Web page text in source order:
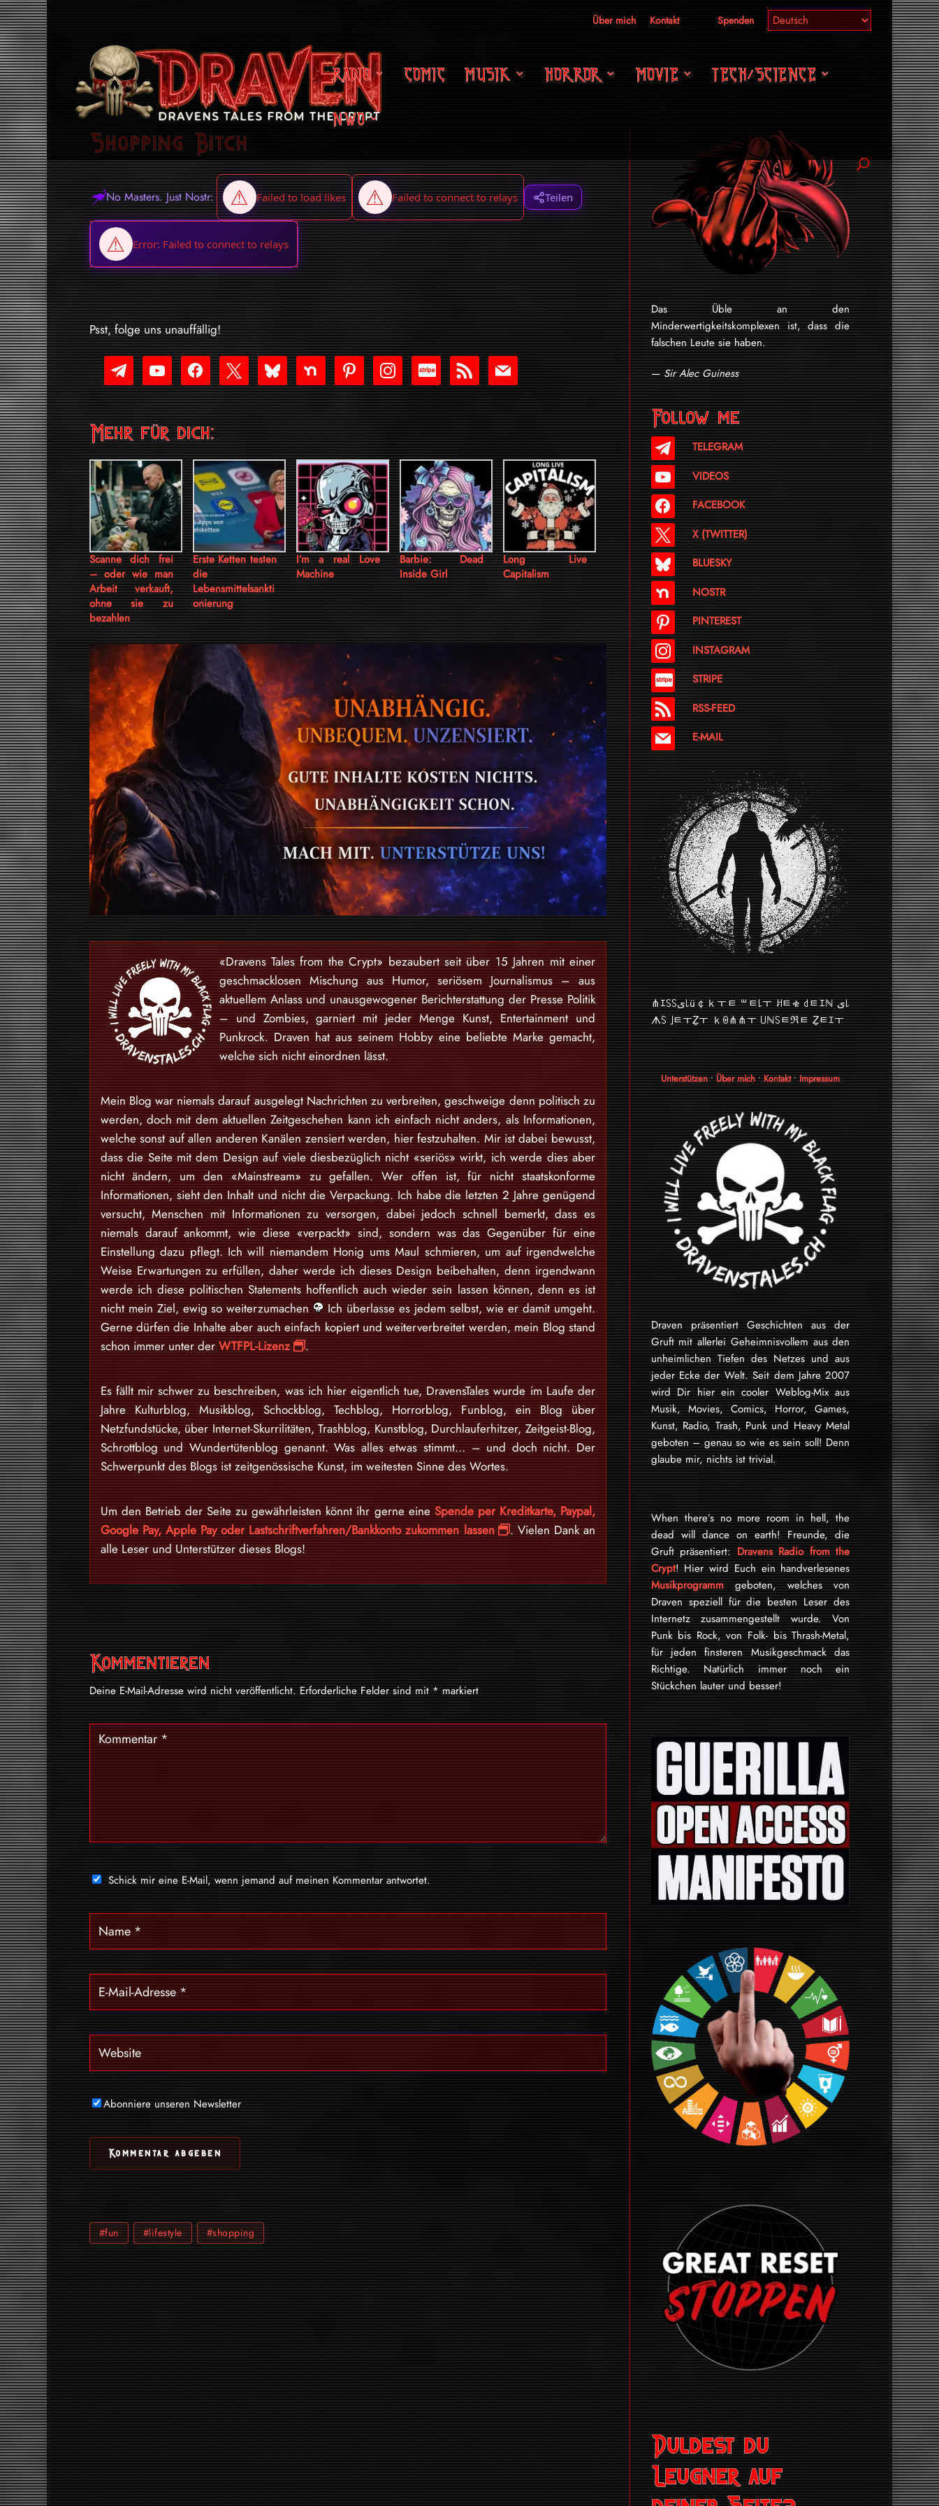
Über mich Kontakt Spenden
RADIO COMIC MUSIK HORROR MOVIE TECH/SCIENCE
NWO
Shopping Bitch
No Masters. Just Nostr: Teilen
Psst, folge uns unauffällig!
telegramyoutube-
play
facebookx blueskynextdoorpinterestinstagram
cc-
stripe
rss mail
Mehr für dich:
Scanne dich frei
– oder wie man
Arbeit verkauft,
ohne sie zu
bezahlen
Erste Ketten testen
die
Lebensmittelsankti
onierung
I’m a real Love
Machine
Barbie: Dead
Inside Girl
Long Live
Capitalism
«Dravens Tales from the Crypt» bezaubert seit über 15 Jahren mit einer
geschmacklosen Mischung aus Humor, seriösem Journalismus – aus
aktuellem Anlass und unausgewogener Berichterstattung der Presse Politik
– und Zombies, garniert mit jeder Menge Kunst, Entertainment und
Punkrock. Draven hat aus seinem Hobby eine beliebte Marke gemacht,
welche sich nicht einordnen lässt.
Mein Blog war niemals darauf ausgelegt Nachrichten zu verbreiten, geschweige denn politisch zu
werden, doch mit dem aktuellen Zeitgeschehen kann ich einfach nicht anders, als Informationen,
welche sonst auf allen anderen Kanälen zensiert werden, hier festzuhalten. Mir ist dabei bewusst,
dass die Seite mit dem Design auf viele diesbezüglich nicht «seriös» wirkt, ich werde dies aber
nicht ändern, um den «Mainstream» zu gefallen. Wer offen ist, für nicht staatskonforme
Informationen, sieht den Inhalt und nicht die Verpackung. Ich habe die letzten 2 Jahre genügend
versucht, Menschen mit Informationen zu versorgen, dabei jedoch schnell bemerkt, dass es
niemals darauf ankommt, wie diese «verpackt» sind, sondern was das Gegenüber für eine
Einstellung dazu pflegt. Ich will niemandem Honig ums Maul schmieren, um auf irgendwelche
Weise Erwartungen zu erfüllen, daher werde ich dieses Design beibehalten, denn irgendwann
werde ich diese politischen Statements hoffentlich auch wieder sein lassen können, denn es ist
nicht mein Ziel, ewig so weiterzumachen
Ich überlasse es jedem selbst, wie er damit umgeht.
Gerne dürfen die Inhalte aber auch einfach kopiert und weiterverbreitet werden, mein Blog stand
schon immer unter der WTFPL-Lizenz .
Es fällt mir schwer zu beschreiben, was ich hier eigentlich tue, DravensTales wurde im Laufe der
Jahre Kulturblog, Musikblog, Schockblog, Techblog, Horrorblog, Funblog, ein Blog über
Netzfundstücke, über Internet-Skurrilitäten, Trashblog, Kunstblog, Durchlauferhitzer, Zeitgeist-Blog,
Schrottblog und Wundertütenblog genannt. Was alles etwas stimmt… – und doch nicht. Der
Schwerpunkt des Blogs ist zeitgenössische Kunst, im weitesten Sinne des Wortes.
Um den Betrieb der Seite zu gewährleisten könnt ihr gerne eine Spende per Kreditkarte, Paypal,
Google Pay, Apple Pay oder Lastschriftverfahren/Bankkonto zukommen lassen
. Vielen Dank an
alle Leser und Unterstützer dieses Blogs!
Kommentieren
Deine E-Mail-Adresse wird nicht veröffentlicht. Erforderliche Felder sind mit*markiert
Schick mir eine E-Mail, wenn jemand auf meinen Kommentar antwortet.
Abonniere unseren Newsletter
#fun #lifestyle #shopping
Das Üble an den
Minderwertigkeitskomplexen ist, dass die
falschen Leute sie haben.
—Sir Alec Guiness
Follow me
TELEGRAM
VIDEOS
FACEBOOK
X (TWITTER)
BLUESKY
NOSTR
PINTEREST
INSTAGRAM
STRIPE
RSS-FEED
E-MAIL
⋔ｴ꒚꒚ﻯ꒒ü￠ｋￓﾼ ꒳ﾼ꒒ￓ ꎧﾼቄ ꒯ﾼｴℕ ﻯ꒒
ᗑ꒚ ｣ﾼￓẔￓ ｋꑙ⋔⋔ￓ ꒤ℕ꒚ﾼℜﾼ Ẕﾼｴￓ
Unterstützen•Über mich•Kontakt•Impressum
Draven präsentiert Geschichten aus der
Gruft mit allerlei Geheimnisvollem aus den
unheimlichen Tiefen des Netzes und aus
jeder Ecke der Welt. Seit dem Jahre 2007
wird Dir hier ein cooler Weblog-Mix aus
Musik, Movies, Comics, Horror, Games,
Kunst, Radio, Trash, Punk und Heavy Metal
geboten – genau so wie es sein soll! Denn
glaube mir, nichts ist trivial.
When there’s no more room in hell, the
dead will dance on earth! Freunde, die
Gruft präsentiert:Dravens Radio from the
Crypt! Hier wird Euch ein handverlesenes
Musikprogrammgeboten, welches von
Draven speziell für die besten Leser des
Internetz zu­sammen­ge­stellt wurde. Von
Punk bis Rock, von Folk- bis Thrash-Metal,
für je­den finsteren Mu­sik­ge­schmack das
Rich­tige. Natürlich immer noch ein
Stückchen lauter und besser!
Duldest du
Leugner auf